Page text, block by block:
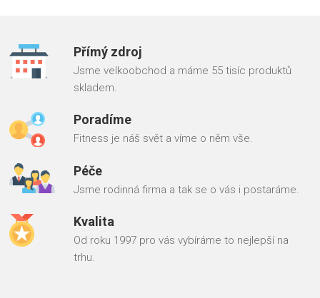
Přímý zdroj
Jsme velkoobchod a máme 55 tisíc produktů
skladem.
Poradíme
Fitness je náš svět a víme o něm vše.
Péče
Jsme rodinná firma a tak se o vás i postaráme.
Kvalita
Od roku 1997 pro vás vybíráme to nejlepší na
trhu.